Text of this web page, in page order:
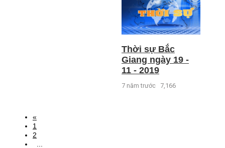
Thời sự Bắc
Giang ngày 19 -
11 - 2019
7 năm trước 7,166
«
1
2